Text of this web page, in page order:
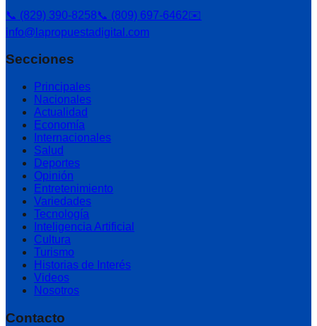
📞 (829) 390-8258📞 (809) 697-6462✉️
info@lapropuestadigital.com
Secciones
Principales
Nacionales
Actualidad
Economía
Internacionales
Salud
Deportes
Opinión
Entretenimiento
Variedades
Tecnología
Inteligencia Artificial
Cultura
Turismo
Historias de Interés
Videos
Nosotros
Contacto